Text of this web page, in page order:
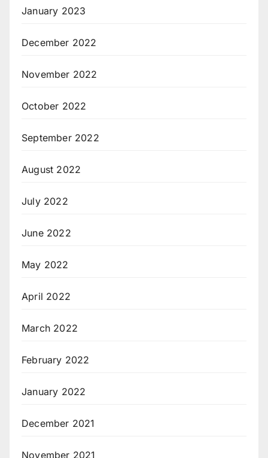
January 2023
December 2022
November 2022
October 2022
September 2022
August 2022
July 2022
June 2022
May 2022
April 2022
March 2022
February 2022
January 2022
December 2021
November 2021